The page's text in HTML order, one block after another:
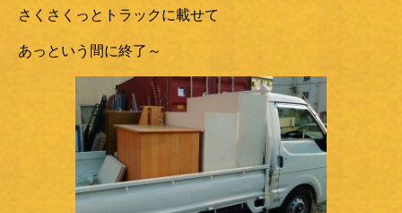
さくさくっとトラックに載せて
あっという間に終了～